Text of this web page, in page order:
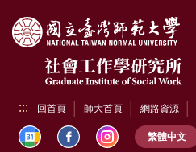
::: 回首頁 師大首頁 網路資源
繁體中文